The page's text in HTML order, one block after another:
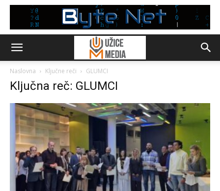
Naslovna Ključne reči GLUMCI
Ključna reč: GLUMCI